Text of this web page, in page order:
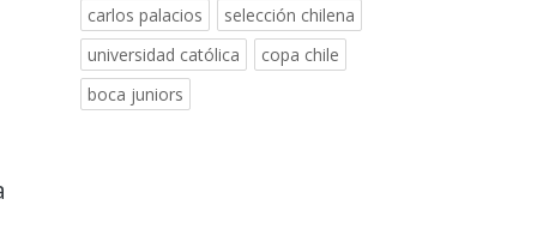
carlos palacios
selección chilena
universidad católica
copa chile
boca juniors